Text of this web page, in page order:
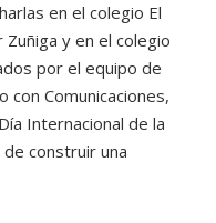
en el colegio El
Zuñiga y en el colegio
por el equipo de
con Comunicaciones,
Internacional de la
construir una